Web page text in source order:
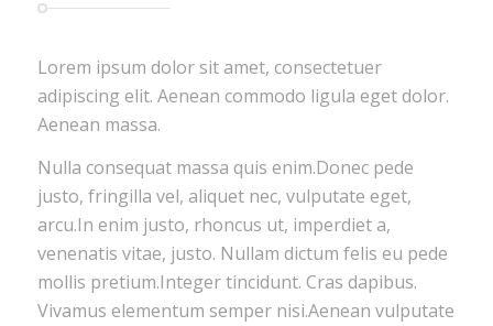
Lorem ipsum dolor sit amet, consectetuer
adipiscing elit. Aenean commodo ligula eget dolor.
Aenean massa.
Nulla consequat massa quis enim.Donec pede
justo, fringilla vel, aliquet nec, vulputate eget,
arcu.In enim justo, rhoncus ut, imperdiet a,
venenatis vitae, justo. Nullam dictum felis eu pede
mollis pretium.Integer tincidunt. Cras dapibus.
Vivamus elementum semper nisi.Aenean vulputate